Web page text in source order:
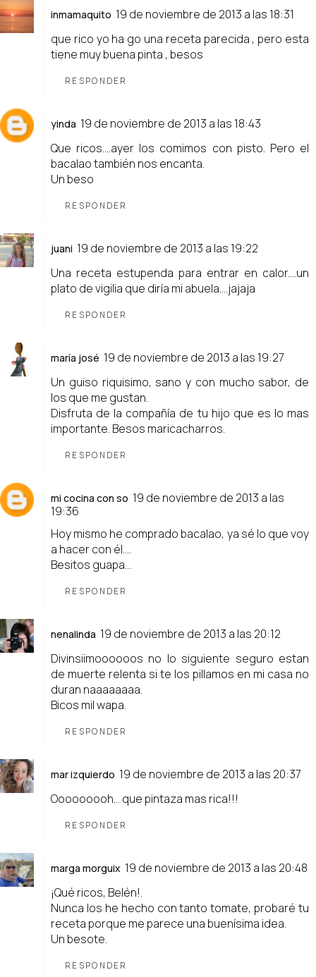
inmamaquito 19 de noviembre de 2013 a las 18:31
que rico yo ha go una receta parecida , pero esta
tiene muy buena pinta , besos
RESPONDER
yinda 19 de noviembre de 2013 a las 18:43
Que ricos....ayer los comimos con pisto. Pero el
bacalao también nos encanta.
Un beso
RESPONDER
juani 19 de noviembre de 2013 a las 19:22
Una receta estupenda para entrar en calor....un
plato de vigilia que diría mi abuela....jajaja
RESPONDER
maría josé 19 de noviembre de 2013 a las 19:27
Un guiso riquisimo, sano y con mucho sabor, de
los que me gustan.
Disfruta de la compañía de tu hijo que es lo mas
importante. Besos maricacharros.
RESPONDER
mi cocina con so 19 de noviembre de 2013 a las
19:36
Hoy mismo he comprado bacalao, ya sé lo que voy
a hacer con él....
Besitos guapa...
RESPONDER
nenalinda 19 de noviembre de 2013 a las 20:12
Divinsiimoooooos no lo siguiente seguro estan
de muerte relenta si te los pillamos en mi casa no
duran naaaaaaaa.
Bicos mil wapa.
RESPONDER
mar izquierdo 19 de noviembre de 2013 a las 20:37
Ooooooooh... que pintaza mas rica!!!
RESPONDER
marga morguix 19 de noviembre de 2013 a las 20:48
¡Qué ricos, Belén!.
Nunca los he hecho con tanto tomate, probaré tu
receta porque me parece una buenísima idea.
Un besote.
RESPONDER